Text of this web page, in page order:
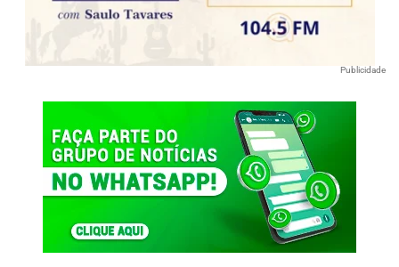
Publicidade